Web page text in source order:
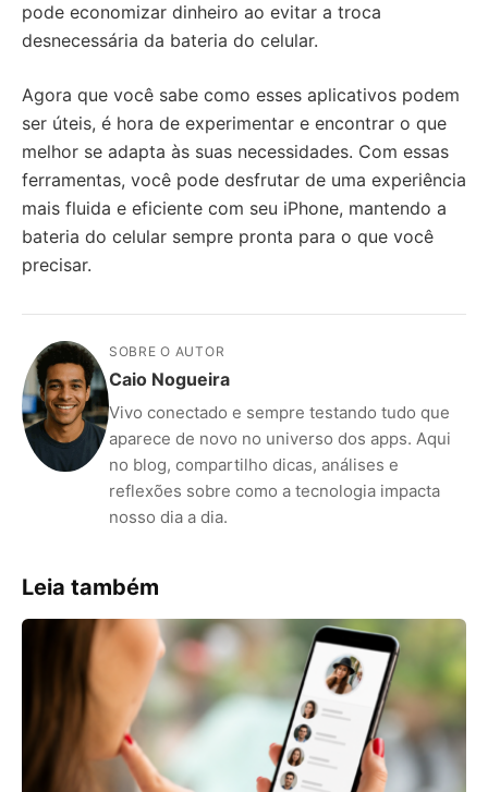
pode economizar dinheiro ao evitar a troca
desnecessária da bateria do celular.
Agora que você sabe como esses aplicativos podem
ser úteis, é hora de experimentar e encontrar o que
melhor se adapta às suas necessidades. Com essas
ferramentas, você pode desfrutar de uma experiência
mais fluida e eficiente com seu iPhone, mantendo a
bateria do celular sempre pronta para o que você
precisar.
SOBRE O AUTOR
Caio Nogueira
Vivo conectado e sempre testando tudo que
aparece de novo no universo dos apps. Aqui
no blog, compartilho dicas, análises e
reflexões sobre como a tecnologia impacta
nosso dia a dia.
Leia também